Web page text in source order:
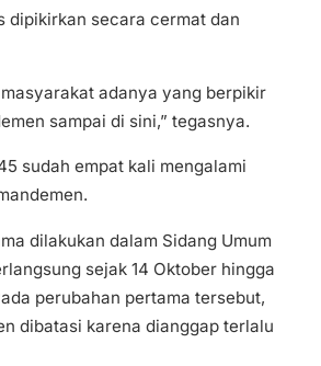
dipikirkan secara cermat dan
adanya yang berpikir
sampai di sini,” tegasnya.
sudah empat kali mengalami
dilakukan dalam Sidang Umum
sejak 14 Oktober hingga
perubahan pertama tersebut,
dibatasi karena dianggap terlalu